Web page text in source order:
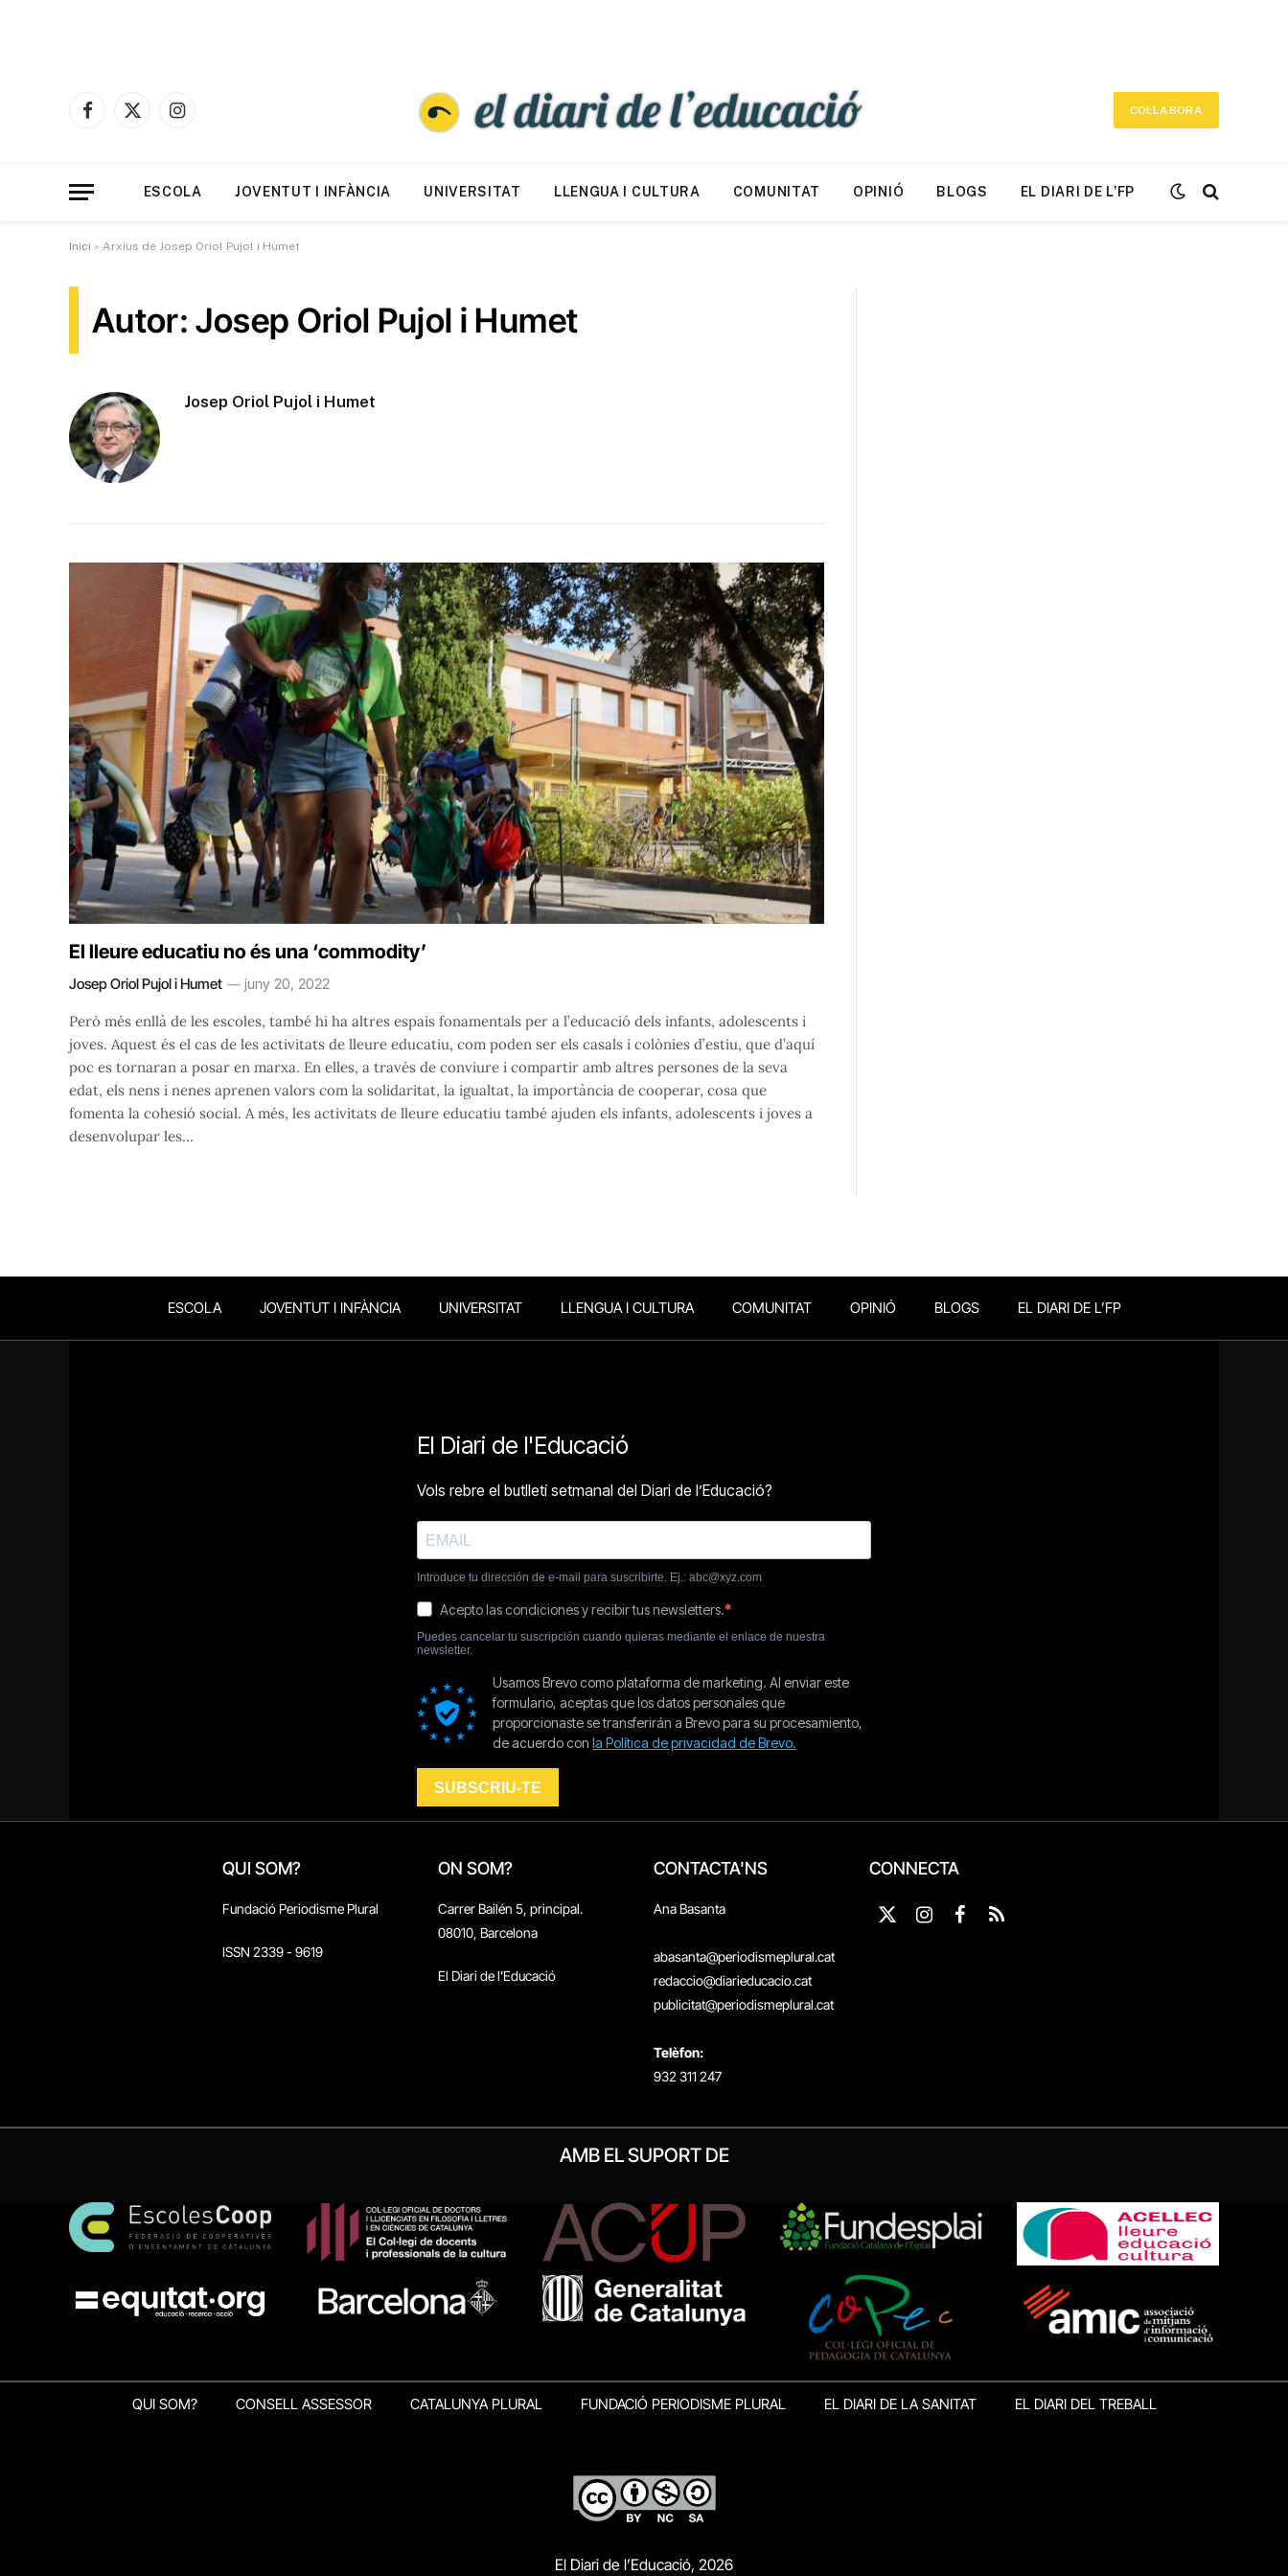
Facebook
X
Instagram
COL·LABORA
ESCOLA JOVENTUT I INFÀNCIA UNIVERSITAT LLENGUA I CULTURA COMUNITAT OPINIÓ BLOGS EL DIARI DE L’FP
Inici » Arxius de Josep Oriol Pujol i Humet
Autor: Josep Oriol Pujol i Humet
Josep Oriol Pujol i Humet
El lleure educatiu no és una ‘commodity’
Josep Oriol Pujol i Humet juny 20, 2022
Però més enllà de les escoles, també hi ha altres espais fonamentals per a l’educació dels infants, adolescents i
joves. Aquest és el cas de les activitats de lleure educatiu, com poden ser els casals i colònies d’estiu, que d’aquí
poc es tornaran a posar en marxa. En elles, a través de conviure i compartir amb altres persones de la seva
edat, els nens i nenes aprenen valors com la solidaritat, la igualtat, la importància de cooperar, cosa que
fomenta la cohesió social. A més, les activitats de lleure educatiu també ajuden els infants, adolescents i joves a
desenvolupar les…
ESCOLA JOVENTUT I INFÀNCIA UNIVERSITAT LLENGUA I CULTURA COMUNITAT OPINIÓ BLOGS EL DIARI DE L’FP
QUI SOM?
Fundació Periodisme Plural
ISSN 2339 - 9619
ON SOM?
Carrer Bailén 5, principal.
08010, Barcelona
El Diari de l'Educació
CONTACTA'NS
Ana Basanta
abasanta@periodismeplural.cat
redaccio@diarieducacio.cat
publicitat@periodismeplural.cat
Telèfon:
932 311 247
CONNECTA
X
Instagram
Facebook
RSS
AMB EL SUPORT DE
QUI SOM? CONSELL ASSESSOR CATALUNYA PLURAL FUNDACIÓ PERIODISME PLURAL EL DIARI DE LA SANITAT EL DIARI DEL TREBALL
El Diari de l’Educació, 2026